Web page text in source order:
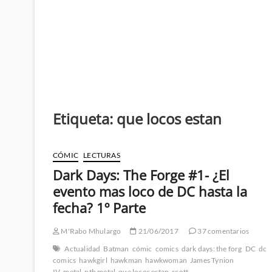
Etiqueta: que locos estan
CÓMIC LECTURAS
Dark Days: The Forge #1- ¿El
evento mas loco de DC hasta la
fecha? 1º Parte
M'Rabo Mhulargo 21/06/2017
37 comentarios
Actualidad Batman cómic comics dark days: the forg DC dc
comics hawkgirl hawkman hawkwoman James Tynion